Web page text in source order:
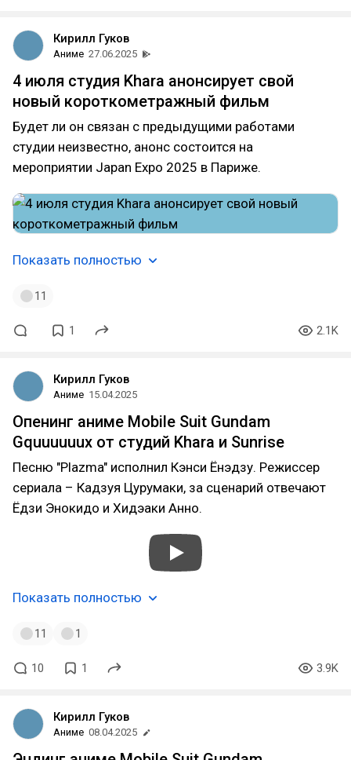
Кирилл Гуков
Аниме 27.06.2025
4 июля студия Khara анонсирует свой
новый короткометражный фильм
Будет ли он связан с предыдущими работами
студии неизвестно, анонс состоится на
мероприятии Japan Expo 2025 в Париже.
Показать полностью
11
1 2.1K
Кирилл Гуков
Аниме 15.04.2025
Опенинг аниме Mobile Suit Gundam
Gquuuuuux от студий Khara и Sunrise
Песню "Plazma" исполнил Кэнси Ёнэдзу. Режиссер
сериала – Кадзуя Цурумаки, за сценарий отвечают
Ёдзи Энокидо и Хидэаки Анно.
Показать полностью
11 1
10 1 3.9K
Кирилл Гуков
Аниме 08.04.2025